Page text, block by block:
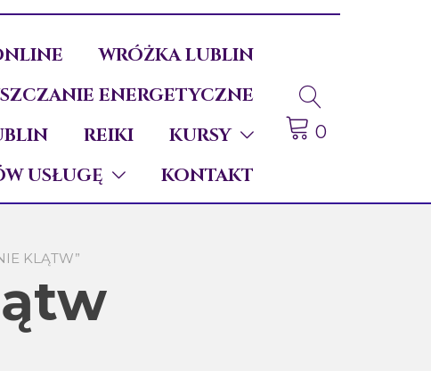
WRÓŻKA LUBLIN
ENERGETYCZNE
REIKI
KURSY
USŁUGĘ
KONTAKT
0
KLĄTW”